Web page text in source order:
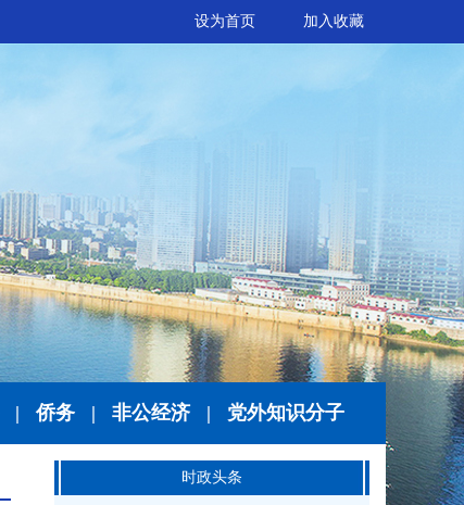
设为首页 加入收藏
| 侨务 | 非公经济 | 党外知识分子
时政头条